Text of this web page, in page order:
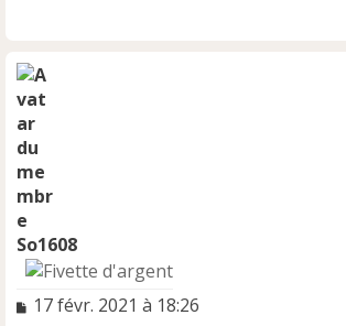
So1608
M17 févr. 2021 à 18:26